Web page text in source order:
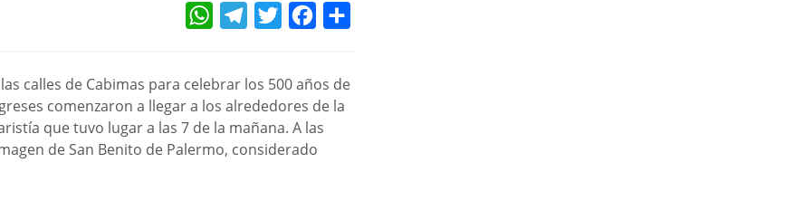
WHATSAPPTELEGRAMTWITTERFACEBOOK
calles de Cabimas para celebrar los 500 años de
comenzaron a llegar a los alrededores de la
que tuvo lugar a las 7 de la mañana. A las
de San Benito de Palermo, considerado